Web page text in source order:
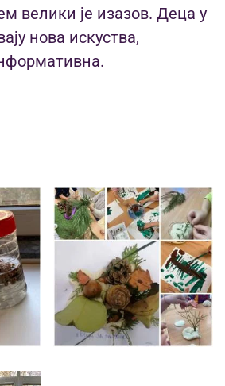
велики је изазов. Деца у
нова искуства,